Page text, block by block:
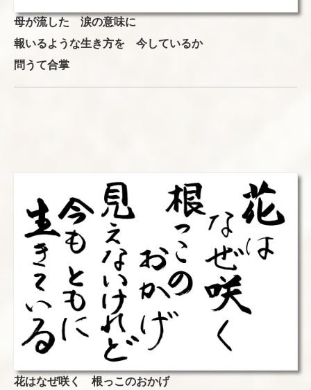
母が流した 涙の意味に
報いるような生き方を 今しているか
問うて合掌
花はなぜ咲く 根っこのおかげ